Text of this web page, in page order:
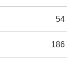
54
186